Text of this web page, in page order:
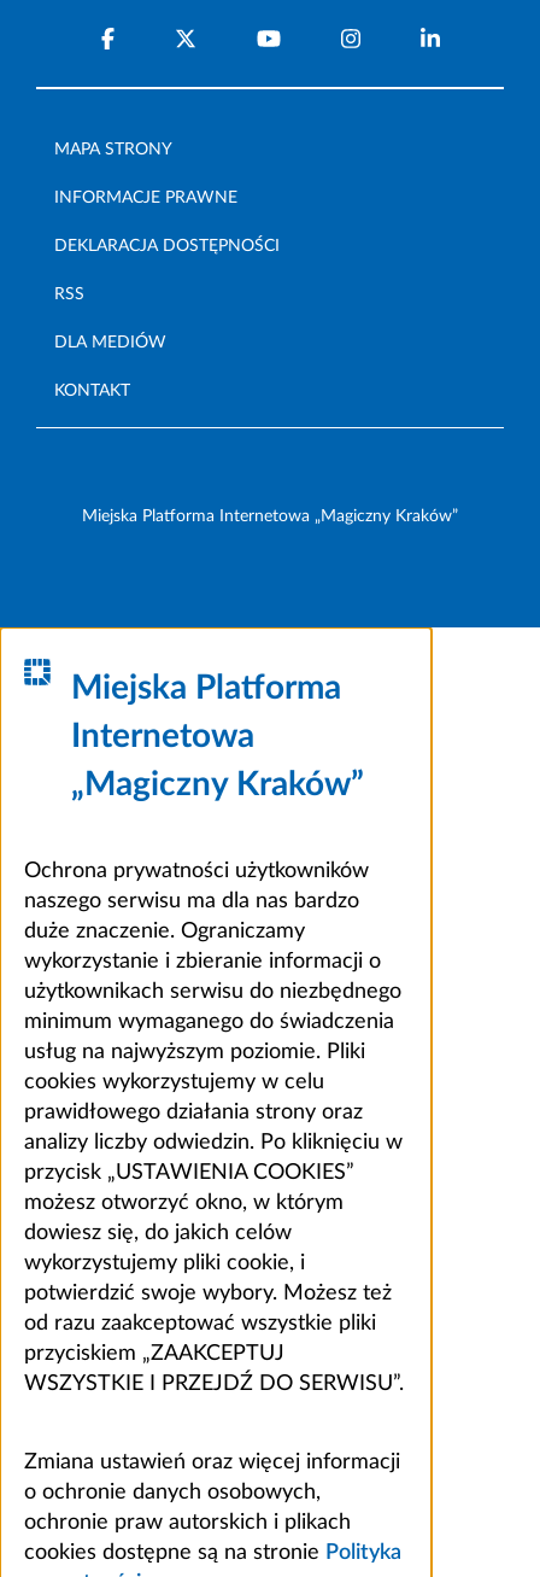
MAPA STRONY
INFORMACJE PRAWNE
DEKLARACJA DOSTĘPNOŚCI
RSS
DLA MEDIÓW
KONTAKT
Miejska Platforma Internetowa „Magiczny Kraków”
Miejska Platforma
Internetowa
„Magiczny Kraków”
Ochrona prywatności użytkowników
naszego serwisu ma dla nas bardzo
duże znaczenie. Ograniczamy
wykorzystanie i zbieranie informacji o
użytkownikach serwisu do niezbędnego
minimum wymaganego do świadczenia
usług na najwyższym poziomie. Pliki
cookies wykorzystujemy w celu
prawidłowego działania strony oraz
analizy liczby odwiedzin. Po kliknięciu w
przycisk „USTAWIENIA COOKIES”
możesz otworzyć okno, w którym
dowiesz się, do jakich celów
wykorzystujemy pliki cookie, i
potwierdzić swoje wybory. Możesz też
od razu zaakceptować wszystkie pliki
przyciskiem „ZAAKCEPTUJ
WSZYSTKIE I PRZEJDŹ DO SERWISU”.
Zmiana ustawień oraz więcej informacji
o ochronie danych osobowych,
ochronie praw autorskich i plikach
cookies dostępne są na stronie Polityka